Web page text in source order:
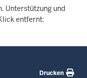
Unterstützung und
entfernt:
Drucken